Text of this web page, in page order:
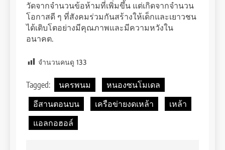
วัดจากจำนวนข้อห้ามที่เพิ่มขึ้น แต่เกิดจากจำนวน
โอกาสดี ๆ ที่สังคมร่วมกันสร้างให้เด็กและเยาวชน
ได้เติบโตอย่างมีคุณภาพและมีความหวังใน
อนาคต.
จำนวนคนดู 133
Tagged: นครพนม
หนองซนโมเดล
อีสานตอนบน
เครือข่ายงดเหล้า
เหล้า
แอลกอฮอล์